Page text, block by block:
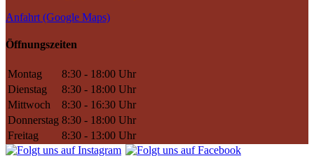
Anfahrt (Google Maps)
Öffnungszeiten
Montag
8:30 - 18:00 Uhr
Dienstag
8:30 - 18:00 Uhr
Mittwoch
8:30 - 16:30 Uhr
Donnerstag 8:30 - 18:00 Uhr
Freitag
8:30 - 13:00 Uhr